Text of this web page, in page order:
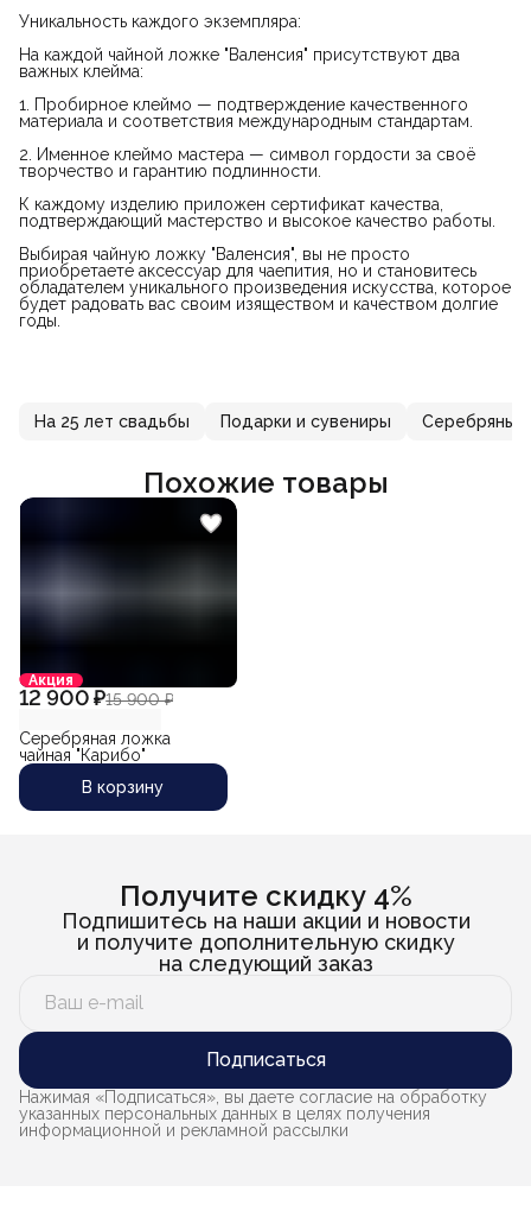
Уникальность каждого экземпляра:
На каждой чайной ложке "Валенсия" присутствуют два
важных клейма:
1. Пробирное клеймо — подтверждение качественного
материала и соответствия международным стандартам.
2. Именное клеймо мастера — символ гордости за своё
творчество и гарантию подлинности.
К каждому изделию приложен сертификат качества,
подтверждающий мастерство и высокое качество работы.
Выбирая чайную ложку "Валенсия", вы не просто
приобретаете аксессуар для чаепития, но и становитесь
обладателем уникального произведения искусства, которое
будет радовать вас своим изяществом и качеством долгие
годы.
На 25 лет свадьбы Подарки и сувениры Серебряные
Похожие товары
Акция
12 900 ₽15 900 ₽
Серебряная ложка
чайная "Карибо"
В корзину
Получите скидку 4%
Подпишитесь на наши акции и новости
и получите дополнительную скидку
на следующий заказ
Подписаться
Нажимая «Подписаться», вы даете согласие на обработку
указанных персональных данных в целях получения
информационной и рекламной рассылки